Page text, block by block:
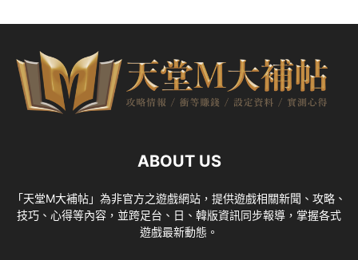
ABOUT US
「天堂M大補帖」為非官方之遊戲網站，提供遊戲相關新聞、攻略、
技巧、心得等內容，並跨足台、日、韓版資訊同步報導，掌握各式
遊戲最新動態。